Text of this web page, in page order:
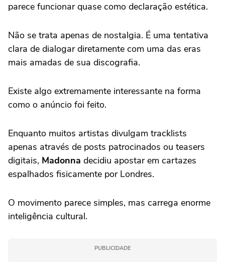
parece funcionar quase como declaração estética.
Não se trata apenas de nostalgia. É uma tentativa
clara de dialogar diretamente com uma das eras
mais amadas de sua discografia.
Existe algo extremamente interessante na forma
como o anúncio foi feito.
Enquanto muitos artistas divulgam tracklists
apenas através de posts patrocinados ou teasers
digitais, Madonna decidiu apostar em cartazes
espalhados fisicamente por Londres.
O movimento parece simples, mas carrega enorme
inteligência cultural.
PUBLICIDADE